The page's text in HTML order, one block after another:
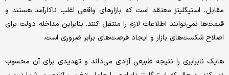
مقابل، استیگلیتز معتقد است که بازارهای واقعی اغلب ناکارآمد هستند و
قیمت‌ها نمی‌توانند اطلاعات لازم را منتقل کنند. بنابراین مداخله دولت برای
اصلاح شکست‌های بازار و ایجاد فرصت‌های برابر ضروری است.‌
هایک نابرابری را نتیجه طبیعی آزادی می‌داند و تهدیدی برای آن محسوب